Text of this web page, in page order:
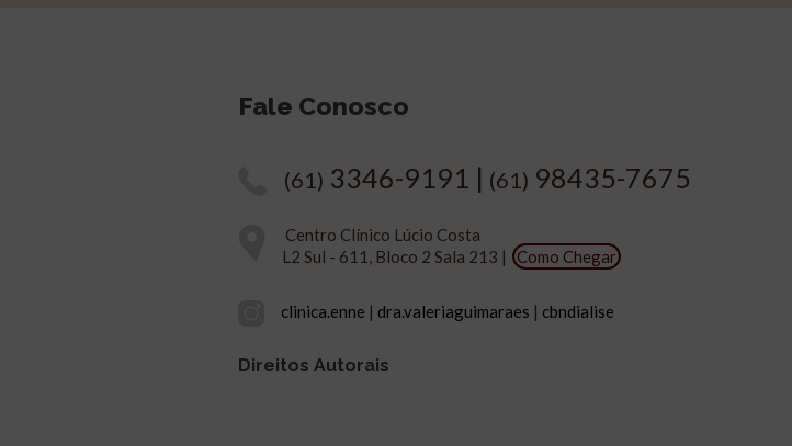
Fale Conosco
(61) 3346-9191 | (61) 98435-7675
Centro Clínico Lúcio Costa
L2 Sul - 611, Bloco 2 Sala 213 |
Como Chegar
clinica.enne | dra.valeriaguimaraes | cbndialise
Direitos Autorais